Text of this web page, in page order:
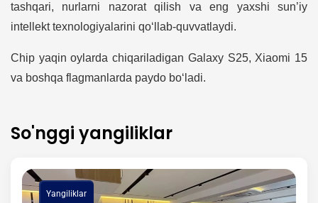
tashqari, nurlarni nazorat qilish va eng yaxshi sun’iy
intellekt texnologiyalarini qo‘llab-quvvatlaydi.
Chip yaqin oylarda chiqariladigan Galaxy S25, Xiaomi 15
va boshqa flagmanlarda paydo bo‘ladi.
So'nggi yangiliklar
Yangiliklar